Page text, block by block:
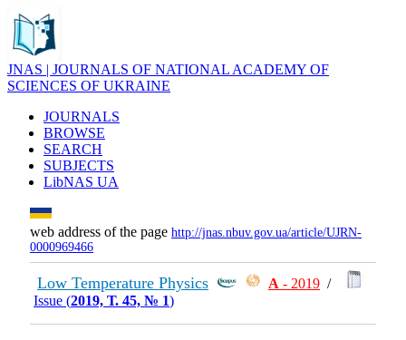
JNAS | JOURNALS OF NATIONAL ACADEMY OF
SCIENCES OF UKRAINE
JOURNALS
BROWSE
SEARCH
SUBJECTS
LibNAS UA
web address of the page http://jnas.nbuv.gov.ua/article/UJRN-
0000969466
Low Temperature Physics А - 2019 /
Issue (2019, Т. 45, № 1)